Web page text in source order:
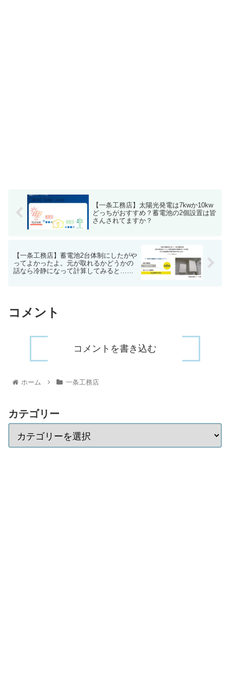
【一条工務店】太陽光発電は7kwか10kw
どっちがおすすめ？蓄電池の2個設置は皆
さんされてますか？
【一条工務店】蓄電池2台体制にしたがや
ってよかったよ。元が取れるかどうかの
話なら冷静になって計算してみると……
コメント
コメントを書き込む
ホーム 一条工務店
カテゴリー